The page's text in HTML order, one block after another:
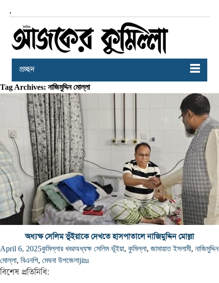
,
প্রচ্ছদ
Tag Archives: নাজিমুদ্দিন মোল্লা
অধ্যক্ষ সেলিম ভূঁইয়াকে দেখতে হাসপাতালে নাজিমুদ্দিন মোল্লা
April 6, 2025কুমিল্লার খবরঅধ্যক্ষ সেলিম ভূঁইয়া, কুমিল্লা, জামায়াত ইসলামী, নাজিমুদ্দিন
মোল্লা, বিএনপি, মেঘনা উপজেলাjitu
বিশেষ প্রতিনিধি: